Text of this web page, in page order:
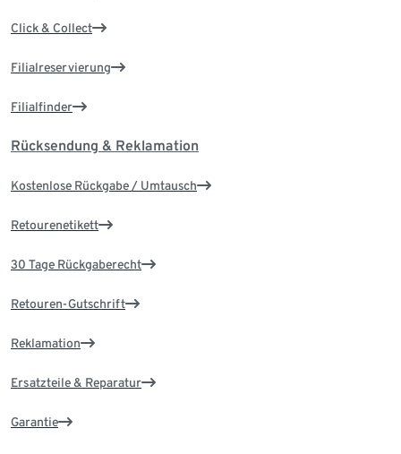
Click & Collect
Filialreservierung
Filialfinder
Rücksendung & Reklamation
Kostenlose Rückgabe / Umtausch
Retourenetikett
30 Tage Rückgaberecht
Retouren-Gutschrift
Reklamation
Ersatzteile & Reparatur
Garantie